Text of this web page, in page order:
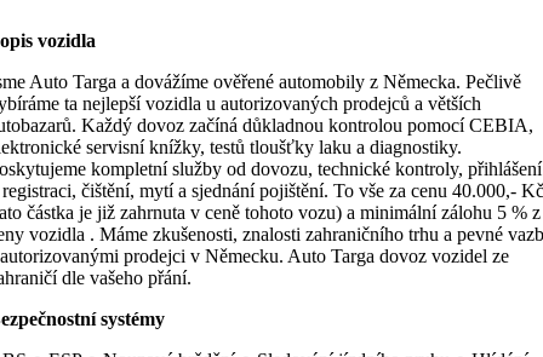
vozidla
Auto Targa a dovážíme ověřené automobily z Německa. Pečlivě
ta nejlepší vozidla u autorizovaných prodejců a větších
Každý dovoz začíná důkladnou kontrolou pomocí CEBIA,
servisní knížky, testů tloušťky laku a diagnostiky.
kompletní služby od dovozu, technické kontroly, přihlášení
čištění, mytí a sjednání pojištění. To vše za cenu 40.000,-
částka je již zahrnuta v ceně tohoto vozu) a minimální zálohu 5 % z
vozidla . Máme zkušenosti, znalosti zahraničního trhu a pevné
prodejci v Německu. Auto Targa dovoz vozidel ze
dle vašeho přání.
systémy